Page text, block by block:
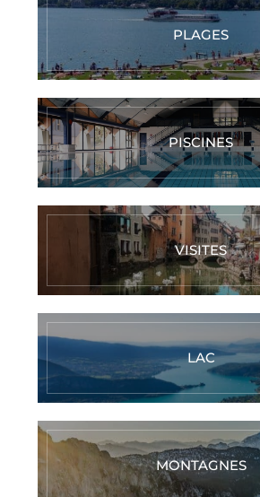
PLAGES
PISCINES
VISITES
LAC
MONTAGNES